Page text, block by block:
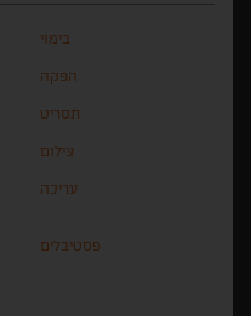
בימוי
הפקה
תסריט
צילום
עריכה
פסטיבלים